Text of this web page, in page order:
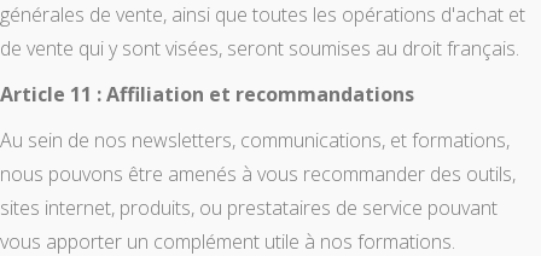
générales de vente, ainsi que toutes les opérations d'achat et
de vente qui y sont visées, seront soumises au droit français.
Article 11 : Affiliation et recommandations
Au sein de nos newsletters, communications, et formations,
nous pouvons être amenés à vous recommander des outils,
sites internet, produits, ou prestataires de service pouvant
vous apporter un complément utile à nos formations.